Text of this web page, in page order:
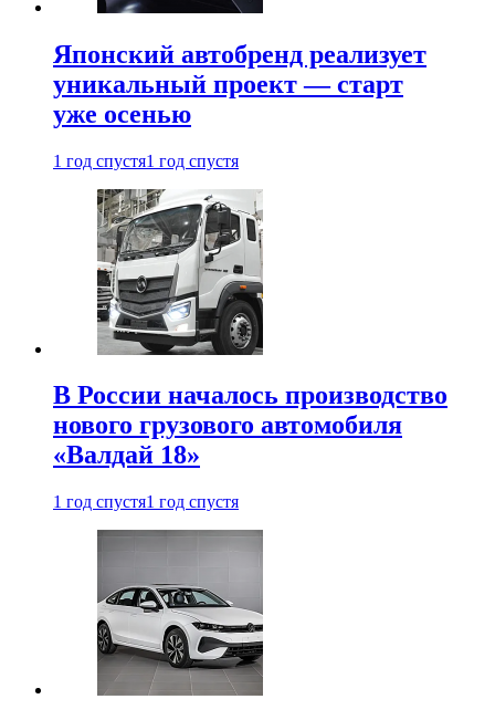
Японский автобренд реализует
уникальный проект — старт
уже осенью
1 год спустя1 год спустя
В России началось производство
нового грузового автомобиля
«Валдай 18»
1 год спустя1 год спустя